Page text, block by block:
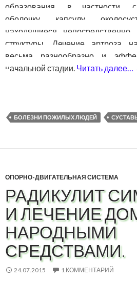
образования, в частности,
оболочку, капсулу,
находящиеся
структуры. Лечение артроза
весьма разнообразно и
начальной стадии. Читать далее…
БОЛЕЗНИ ПОЖИЛЫХ ЛЮДЕЙ
ОПОРНО-ДВИГАТЕЛЬНАЯ СИСТЕМА
РАДИКУЛИТ
И ЛЕЧЕНИЕ
НАРОДНЫМИ
СРЕДСТВАМИ.
24.07.2015 1 КОММЕНТАРИЙ